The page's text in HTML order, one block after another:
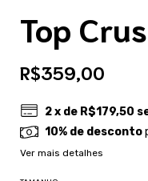
Top
R$359,00
2x de R$179,50
10% de desconto
Ver mais detalhes